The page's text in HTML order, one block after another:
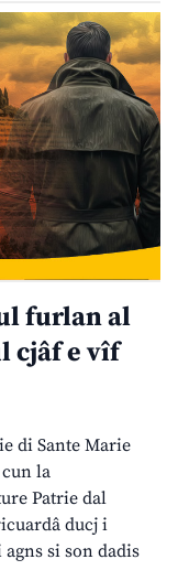
furlan al
cjâf e vîf
di Sante Marie
la
Patrie dal
ducj i
si son dadis